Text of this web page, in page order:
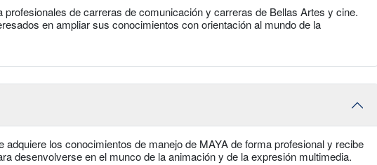
profesionales de carreras de comunicación y carreras de Bellas Artes y cine.
en ampliar sus conocimientos con orientación al mundo de la
adquiere los conocimientos de manejo de MAYA de forma profesional y recibe
desenvolverse en el munco de la animación y de la expresión multimedia.